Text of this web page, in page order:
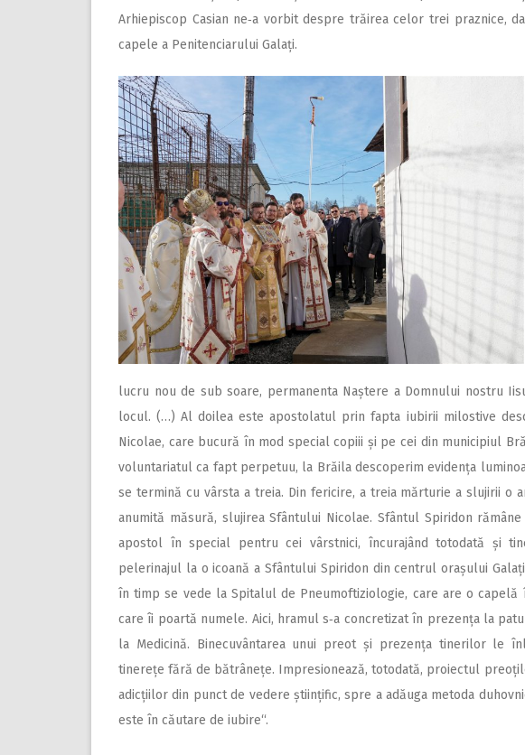
Arhiepiscop Casian ne‑a vorbit despre trăirea celor trei praznice,
capele a Penitenciarului Galați.
lucru nou de sub soare, permanenta Naștere a Domnului nostru
locul. (…) Al doilea este apostolatul prin fapta iubirii milostive
Nicolae, care bucură în mod special copiii și pe cei din municipiul
voluntariatul ca fapt perpetuu, la Brăila descoperim evidența
se termină cu vârsta a treia. Din fericire, a treia mărturie a slujirii o
anumită măsură, slujirea Sfântului Nicolae. Sfântul Spiridon
apostol în special pentru cei vârstnici, încurajând totodată și
pelerinajul la o icoană a Sfântului Spiridon din centrul orașului
în timp se vede la Spitalul de Pneumoftiziologie, care are o
care îi poartă numele. Aici, hramul s‑a concretizat în prezența la
la Medicină. Binecuvântarea unui preot și prezența tinerilor le
tinerețe fără de bătrânețe. Impresionează, totodată, proiectul
adicțiilor din punct de vedere științific, spre a adăuga metoda
este în căutare de iubire“.